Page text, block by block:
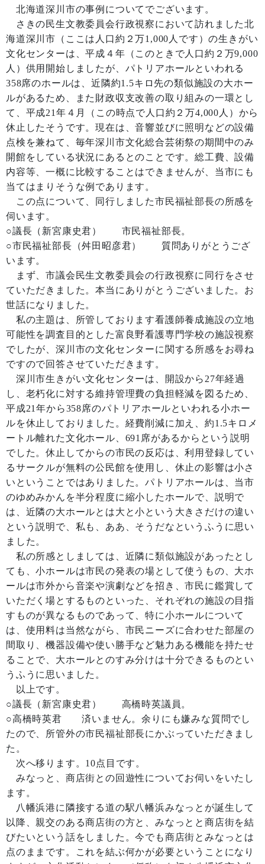
北海道深川市の事例についてでございます。
さきの民生文教委員会行政視察において訪れました北
海道深川市（ここは人口約２万1,000人です）の生きがい
文化センターは、平成４年（このときで人口約２万9,000
人）供用開始しましたが、パトリアホールといわれる
358席のホールは、近隣約1.5キロ先の類似施設の大ホー
ルがあるため、また財政収支改善の取り組みの一環とし
て、平成21年４月（この時点で人口約２万4,000人）から
休止したそうです。現在は、音響並びに照明などの設備
点検を兼ねて、毎年深川市文化総合芸術祭の期間中のみ
開館をしている状況にあるとのことです。総工費、設備
内容等、一概に比較することはできませんが、当市にも
当てはまりそうな例であります。
この点について、同行しました市民福祉部長の所感を
伺います。
○議長（新宮康史君） 市民福祉部長。
○市民福祉部長（舛田昭彦君） 質問ありがとうござ
います。
まず、市議会民生文教委員会の行政視察に同行をさせ
ていただきました。本当にありがとうございました。お
世話になりました。
私の主題は、所管しております看護師養成施設の立地
可能性を調査目的とした富良野看護専門学校の施設視察
でしたが、深川市の文化センターに関する所感をお尋ね
ですので回答させていただきます。
深川市生きがい文化センターは、開設から27年経過
し、老朽化に対する維持管理費の負担軽減を図るため、
平成21年から358席のパトリアホールといわれる小ホー
ルを休止しておりました。経費削減に加え、約1.5キロメ
ートル離れた文化ホール、691席があるからという説明
でした。休止してからの市民の反応は、利用登録してい
るサークルが無料の公民館を使用し、休止の影響は小さ
いということではありました。パトリアホールは、当市
のゆめみかんを半分程度に縮小したホールで、説明で
は、近隣の大ホールとは大と小という大きさだけの違い
という説明で、私も、ああ、そうだなというふうに思い
ました。
私の所感としましては、近隣に類似施設があったとし
ても、小ホールは市民の発表の場として使うもの、大ホ
ールは市外から音楽や演劇などを招き、市民に鑑賞して
いただく場とするものといった、それぞれの施設の目指
すものが異なるものであって、特に小ホールについて
は、使用料は当然ながら、市民ニーズに合わせた部屋の
間取り、機器設備や使い勝手など魅力ある機能を持たせ
ることで、大ホールとのすみ分けは十分できるものとい
うふうに思いました。
以上です。
○議長（新宮康史君） 高橋時英議員。
○高橋時英君 済いません。余りにも嫌みな質問でし
たので、所管外の市民福祉部長にかぶっていただきまし
た。
次へ移ります。10点目です。
みなっと、商店街との回遊性についてお伺いをいたし
ます。
八幡浜港に隣接する道の駅八幡浜みなっとが誕生して
以降、親交のある商店街の方と、みなっとと商店街を結
びたいという話をしました。今でも商店街とみなっとは
点のままです。これを結ぶ何かが必要ということになり